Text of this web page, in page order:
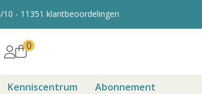
/10 - 11351 klantbeoordelingen
0
Kenniscentrum Abonnement